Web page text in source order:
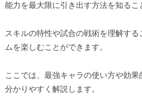
能力を最大限に引き出す方法を知るこ
スキルの特性や試合の戦術を理解す
ムを楽しむことができます。
ここでは、最強キャラの使い方や効果
分かりやすく解説します。